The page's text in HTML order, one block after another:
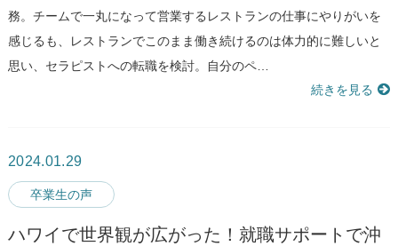
務。チームで一丸になって営業するレストランの仕事にやりがいを
感じるも、レストランでこのまま働き続けるのは体力的に難しいと
思い、セラピストへの転職を検討。自分のペ…
続きを見る
2024.01.29
卒業生の声
ハワイで世界観が広がった！就職サポートで沖